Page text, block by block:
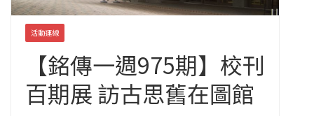
活動連線
【銘傳一週975期】校刊
百期展 訪古思舊在圖館